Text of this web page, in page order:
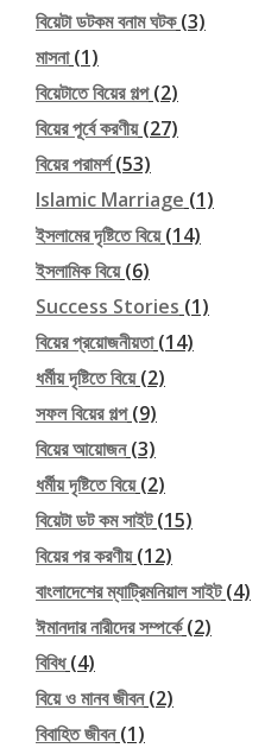
বিয়েটা ডটকম বনাম ঘটক(3)
মাসনা(1)
বিয়েটাতে বিয়ের গল্প(2)
বিয়ের পূর্বে করণীয়(27)
বিয়ের পরামর্শ(53)
Islamic Marriage (1)
ইসলামের দৃষ্টিতে বিয়ে(14)
ইসলামিক বিয়ে(6)
Success Stories (1)
বিয়ের প্রয়োজনীয়তা(14)
ধর্মীয় দৃষ্টিতে বিয়ে(2)
সফল বিয়ের গল্প(9)
বিয়ের আয়োজন(3)
ধর্মীয় দৃষ্টিতে বিয়ে(2)
বিয়েটা ডট কম সাইট(15)
বিয়ের পর করণীয়(12)
বাংলাদেশের ম্যাট্রিমনিয়াল সাইট(4)
ঈমানদার নারীদের সম্পর্কে(2)
বিবিধ(4)
বিয়ে ও মানব জীবন(2)
বিবাহিত জীবন(1)